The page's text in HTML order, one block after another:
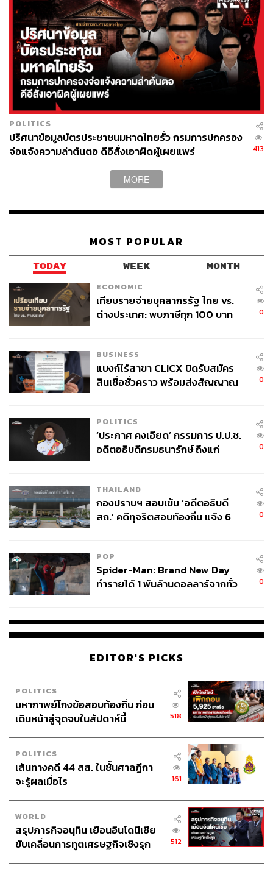
(Andy Burnham) นายกเทศมนตรีเมืองแมนเชสเตอร์ หรือ
เจ้าของฉายา ‘King of the North’ เพราะได้รับความนิยมสูง
ที่สุดจากประชาชน
ทั้งนี้ ผลสำรวจจาก YouGov ระบุว่า ผู้มีสิทธิเลือกตั้ง 36%
มองเบิร์นแฮมในแง่บวก เพราะดูเข้าถึงง่าย เป็นกระบอกเสียง
ให้กับชนชั้นแรงงาน แม้จะมีกระแสมองในแง่ลบถึง 27% แต่
ก็ยังถือว่าเป็นตัวเลขที่ดีที่สุด หากเทียบกับคะแนนความนิยม
ของแคนดิเดตคนอื่นในพรรคเลเบอร์ เช่น
เวส สตรีทติง รัฐมนตรีสาธารณสุขอังกฤษ มีคะแนน
แองเจลา เรย์เนอร์ อดีตรองนายกฯ ที่ลาออกไปก่อน
สตาร์เมอร์มีคะแนนติดลบ 45%
เบิร์นแฮมเกิดที่เอนทรี เมืองลิเวอร์พูล จบการศึกษาจากมหาวิ
ทยาลัยเคมบริดจ์ โดยเริ่มเส้นทางทางการเมืองจากการเป็นที่
ปรึกษาพิเศษให้กับ คริส สมิธ รัฐมนตรีกระทรวงวัฒนธรรม
ในสมัยแรกของอดีตนายกฯ โทนี แบลร์ ก่อนจะได้เป็น สส.เข
ตลีห์ในเกรเทอร์แมนเชสเตอร์ และเมื่อพรรคเลเบอร์ชนะ
เลือกตั้ง เขาเคยดำรงตำแหน่งรัฐมนตรีกระทรวงสาธารณสุข
เบิร์นแฮมเคยลงท้าชิงตำแหน่งในพรรคเลเบอร์ 2 ครั้ง คือ ปี
2010 (ได้อันดับ 4) และ ปี 2015 (ได้อันดับ 2 รองจาก เจเรมี
คอร์บิน) ขณะที่มีผลงานโดดเด่นจากการปะทะคารมกับ บอ
ริส จอห์นสัน อดีตนายกฯ พรรคคอนเซอร์เวทีฟในช่วงโค
แต่ปัญหาสำคัญ คือ เบิร์นแฮมไม่ได้เป็น สส.ในพรรคเลเบอร์
จึงไม่สามารถเป็นหัวหน้าพรรคและนายกฯ โดยตำแหน่ง
สส. ในเขตเลือกตั้งซ่อมอย่างกอร์ตันนและเดนตัน
อย่างไรก็ตาม The Guardian เปิดเผยว่า สตาร์เมอร์ใช้อิทธิพล
ให้เบิร์นแฮมลงสมัครเลือกตั้งซ่อม เพื่อป้องกันไม่ให้เขากลับ
เข้าสภาและท้าชิงตำแหน่งผู้นำอีกครั้ง จนนำไปสู่ความพ่าย
แพ้ของพรรคแรงงานในเขตดังกล่าว
สนุนเบิร์นแฮม แม้แต่แคนดิเดตอย่างเรย์เนอร์ที่ออกมาระบุว่า
พรรคกำลังสร้างความผิดพลาดที่สกัดไม่ให้เบิร์นแฮมลงเลือก
ตั้งซ่อมในเดือนกุมภาพันธ์
อย่างไรก็ตาม สถานการณ์ขึ้นอยู่กับ 7 วันข้างหน้า หากสตาร์
เมอร์ลาออกภายในเงื่อนเวลานี้ เบิร์นแฮมจะหมดสิทธิ์ดำรง
ตำแหน่ง เพราะไม่ได้เป็น สส.ตามเงื่อนไข ขณะที่ต้องจับตาดู
กันต่อว่า พรรคแรงงานจะยอม ‘พลีชีพ’ ด้วยการให้ สส.บาง
คนลาออกจากตำแหน่ง เพื่อจัดการเลือกตั้งใหม่และผลักดัน
เบิร์นแฮมสู่เก้าอี้ผู้นำหรือไม่
ปัจจุบัน ชื่อของสตรีทติงขึ้นเต็งอันดับหนึ่งมากที่สุด แม้จะถูก
มองว่า เป็นฝ่ายขวาของพรรคเลเบอร์ โดยอยู่ปีก Progress ที่
สนับสนุนแนวทางของอดีตนายกฯ แบลร์ อีกทั้งยังเคยสนิท
สนมกับ ปีเตอร์ แมนเดลสัน อดีตเอกอัครราชทูตอังกฤษ
ประจำสหรัฐฯ ที่ถูกปลดจากปมอื้อฉาว เจฟฟรีย์ เอปสตีน
อาชญากรค้ามนุษย์ ขณะที่แคนดิเดตคนอื่นอย่างเรย์เนอร์มี
POLITICS
ปริศนาข้อมูลบัตรประชาชนมหาดไทยรั่ว กรมการปกครอง
จ่อแจ้งความล่าต้นตอ ดีอีสั่งเอาผิดผู้เผยแพร่
413
MORE
MOST POPULAR
TODAY WEEK MONTH
ECONOMIC
เทียบรายจ่ายบุคลากรรัฐ ไทย vs.
ต่างประเทศ: พบภาษีทุก 100 บาท
0
BUSINESS
แบงก์ไร้สาขา CLICX ปิดรับสมัคร
สินเชื่อชั่วคราว พร้อมส่งสัญญาณ
0
POLITICS
‘ประภาศ คงเอียด’ กรรมการ ป.ป.ช.
อดีตอธิบดีกรมธนารักษ์ ถึงแก่
0
THAILAND
กองปราบฯ สอบเข้ม ‘อดีตอธิบดี
สถ.’ คดีทุจริตสอบท้องถิ่น แจ้ง 6
0
POP
Spider-Man: Brand New Day
ทำรายได้ 1 พันล้านดอลลาร์จากทั่ว
0
EDITOR'S PICKS
POLITICS
มหากาพย์โกงข้อสอบท้องถิ่น ก่อน
เดินหน้าสู่จุดจบในสัปดาห์นี้
518
POLITICS
เส้นทางคดี 44 สส. ในชั้นศาลฎีกา
จะรู้ผลเมื่อไร
161
WORLD
สรุปภารกิจอนุทิน เยือนอินโดนีเซีย
ขับเคลื่อนการทูตเศรษฐกิจเชิงรุก
512